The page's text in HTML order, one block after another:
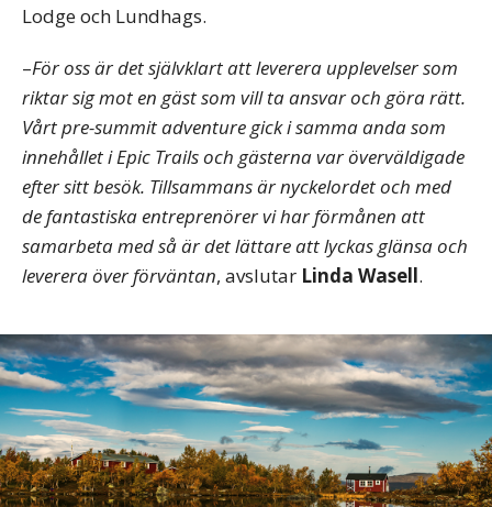
Lodge och Lundhags.
–För oss är det självklart att leverera upplevelser som
riktar sig mot en gäst som vill ta ansvar och göra rätt.
Vårt pre-summit adventure gick i samma anda som
innehållet i Epic Trails och gästerna var överväldigade
efter sitt besök. Tillsammans är nyckelordet och med
de fantastiska entreprenörer vi har förmånen att
samarbeta med så är det lättare att lyckas glänsa och
leverera över förväntan, avslutar Linda Wasell.